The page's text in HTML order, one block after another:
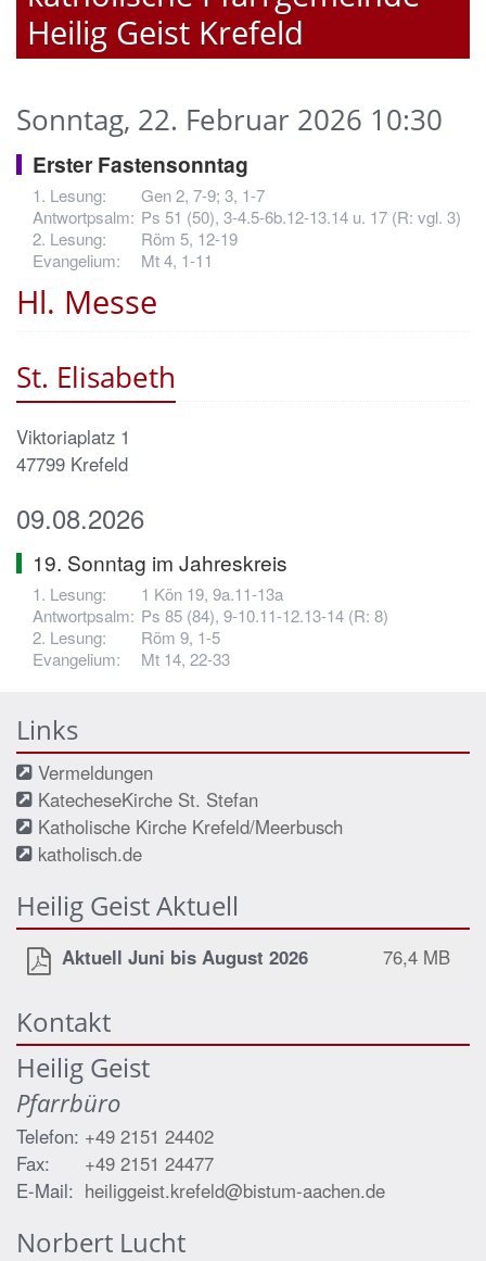
Heilig Geist Krefeld
Hl. Messe
Sonntag, 22. Februar 2026 10:30
Erster Fastensonntag
Gen 2, 7-9; 3, 1-7
Ps 51 (50), 3-4.5-6b.12-13.14 u. 17 (R: vgl. 3)
Röm 5, 12-19
Mt 4, 1-11
St. Elisabeth
Viktoriaplatz 1
47799 Krefeld
09.08.2026
19. Sonntag im Jahreskreis
1 Kön 19, 9a.11-13a
Ps 85 (84), 9-10.11-12.13-14 (R: 8)
Röm 9, 1-5
Mt 14, 22-33
Links
Vermeldungen
KatecheseKirche St. Stefan
Katholische Kirche Krefeld/Meerbusch
katholisch.de
Heilig Geist Aktuell
Aktuell Juni bis August 2026 76,4 MB
Kontakt
Heilig Geist
Pfarrbüro
Telefon: +49 2151 24402
Fax:
+49 2151 24477
E-Mail: heiliggeist.krefeld@bistum-aachen.de
Norbert Lucht